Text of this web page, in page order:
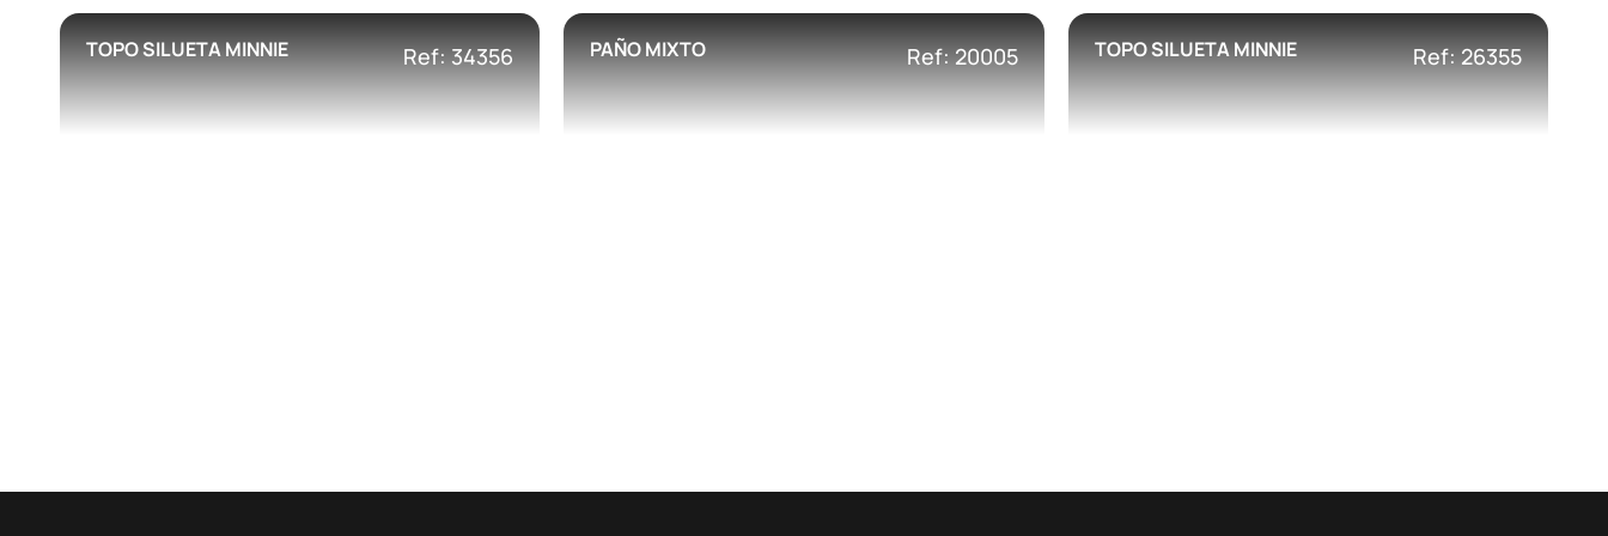
TOPO SILUETA MINNIE Ref: 34356 PAÑO MIXTO Ref: 20005 TOPO SILUETA MINNIE Ref: 26355